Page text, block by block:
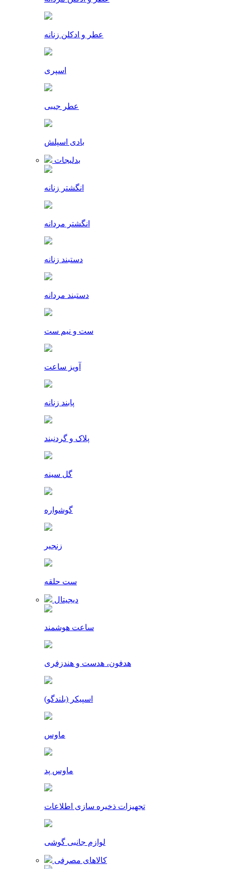
عطر و ادکلن زنانه
اسپری
عطر جیبی
بادی اسپلش
بدلیجات
انگشتر زنانه
انگشتر مردانه
دستبند زنانه
دستبند مردانه
ست و نیم ست
آویز ساعت
پابند زنانه
پلاک و گردنبند
گل سینه
گوشواره
زنجیر
ست حلقه
دیجیتال
ساعت هوشمند
هدفون، هدست و هندزفری
اسپیکر (بلندگو)
ماوس
ماوس پد
تجهیزات ذخیره سازی اطلاعات
لوازم جانبی گوشی
کالاهای مصرفی